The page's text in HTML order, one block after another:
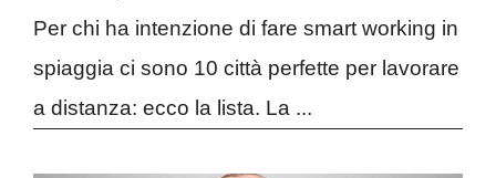
Per chi ha intenzione di fare smart working in
spiaggia ci sono 10 città perfette per lavorare
a distanza: ecco la lista. La ...